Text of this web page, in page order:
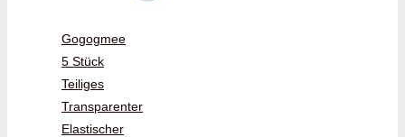
Gogogmee
5 Stück
Teiliges
Transparenter
Elastischer